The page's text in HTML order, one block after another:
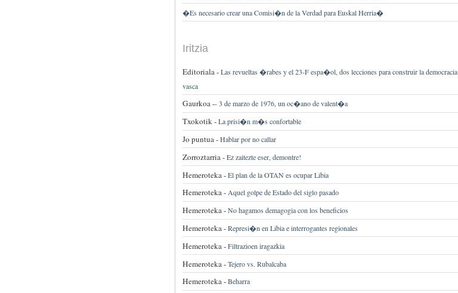
�Es necesario crear una Comisi�n de la Verdad para Euskal Herria�
Iritzia
Editoriala -Las revueltas �rabes y el 23-F espa�ol, dos lecciones para construir la democracia
vasca
Gaurkoa --3 de marzo de 1976, un oc�ano de valent�a
Txokotik -La prisi�n m�s confortable
Jo puntua -Hablar por no callar
Zorroztarria -Ez zaitezte eser, demontre!
Hemeroteka -El plan de la OTAN es ocupar Libia
Hemeroteka -Aquel golpe de Estado del siglo pasado
Hemeroteka -No hagamos demagogia con los beneficios
Hemeroteka -Represi�n en Libia e interrogantes regionales
Hemeroteka -Filtrazioen iragazkia
Hemeroteka -Tejero vs. Rubalcaba
Hemeroteka -Beharra